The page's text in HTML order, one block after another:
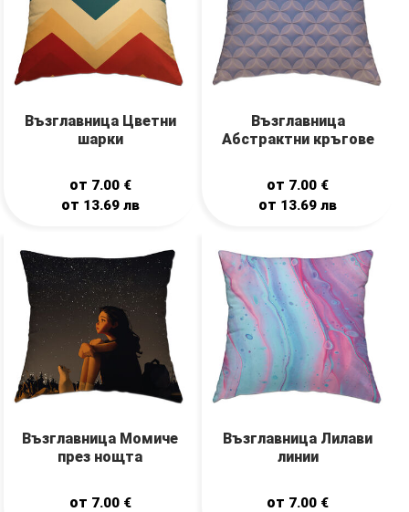
Възглавница Цветни
шарки
от 7.00 €
от 13.69 лв
Възглавница
Абстрактни кръгове
от 7.00 €
от 13.69лв
Възглавница Момиче
през нощта
от 7.00 €
Възглавница Лилави
линии
от 7.00 €